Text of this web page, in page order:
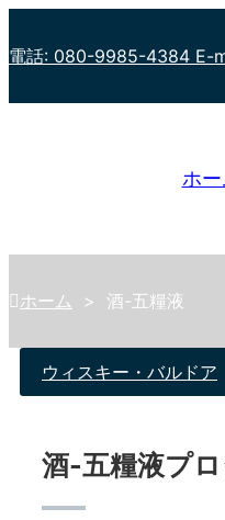
電話: 080-9985-4384 E-
ホー
ホーム > 酒-五糧液
ウィスキー・バルドア
酒-五糧液プ